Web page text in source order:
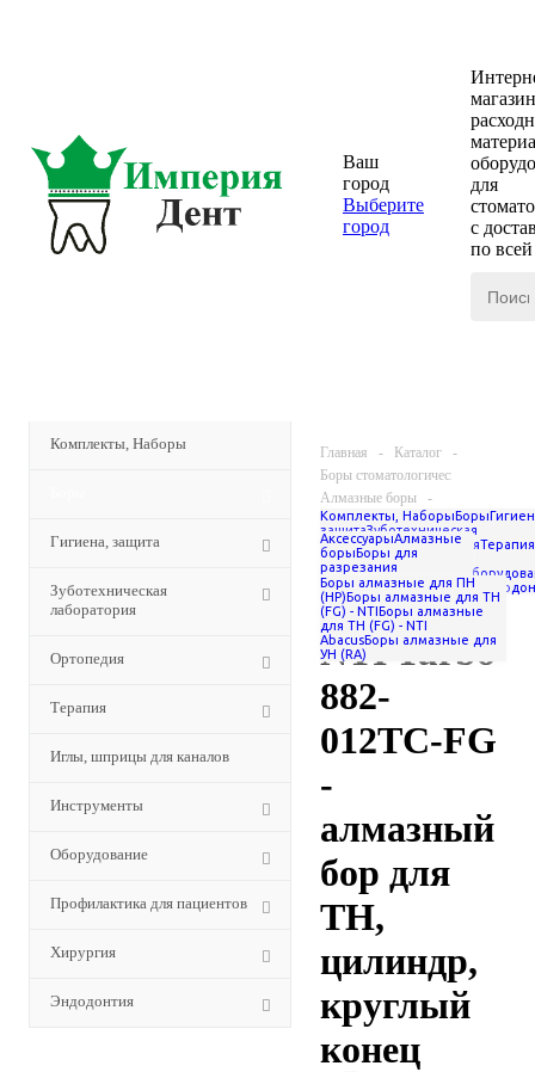
Ваш
город
Выберите
город
магазин
для
с
по
Комплекты, Наборы
Гигиена, защита
Зуботехническая
лаборатория
Ортопедия
Терапия
Иглы, шприцы для каналов
Инструменты
Оборудование
Профилактика для пациентов
Хирургия
Эндодонтия
Главная - Каталог
-
Боры стоматологические
Комплекты, НаборыБоры
защитаЗуботехническая
лабораторияОртопедияТерапия
для
каналовИнструменты
для пациентовХирургия
Алмазные боры
АксессуарыАлмазные
борыБоры для
разрезания
коронокНаборы
боровТвердосплавные
боры
(ТВС)Твердосплавные
финирыХирургия
-
Боры алмазные для ТН (FG) -
NTI Turbo
Боры алмазные для ПН
(HP)Боры алмазные для ТН
(FG) - NTIБоры алмазные
для ТН (FG) - NTI
AbacusБоры алмазные для
УН (RA)
-
NTI Turbo 882-012TC-FG
- алмазный бор для ТН,
цилиндр, круглый конец
NTI Turbo
882-
012TC-FG
-
алмазный
бор для
ТН,
цилиндр,
круглый
конец